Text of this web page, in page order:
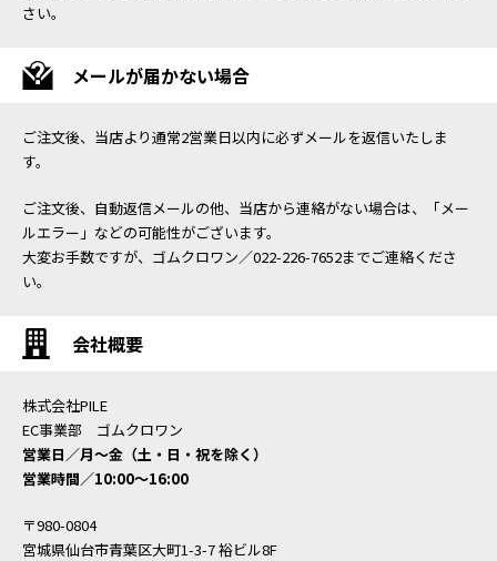
さい。
メールが届かない場合
ご注文後、当店より通常2営業日以内に必ずメールを返信いたしま
す。
ご注文後、自動返信メールの他、当店から連絡がない場合は、「メー
ルエラー」などの可能性がございます。
大変お手数ですが、ゴムクロワン／022-226-7652までご連絡くださ
い。
会社概要
株式会社PILE
EC事業部 ゴムクロワン
営業日／月〜金（土・日・祝を除く）
営業時間／10:00〜16:00
〒980-0804
宮城県仙台市青葉区大町1-3-7 裕ビル8F